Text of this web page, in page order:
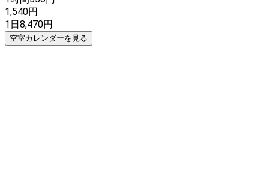
1,540円
1日8,470円
空室カレンダーを見る